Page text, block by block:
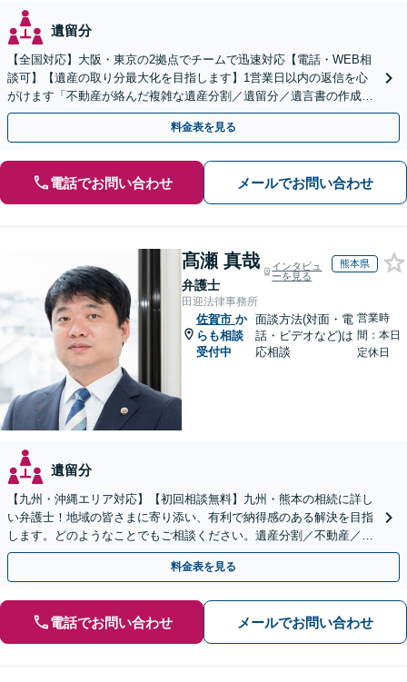
遺留分
【全国対応】大阪・東京の2拠点でチームで迅速対応【電話・WEB相
談可】【遺産の取り分最大化を目指します】1営業日以内の返信を心
がけます「不動産が絡んだ複雑な遺産分割／遺留分／遺言書の作成・
執行／事業承継など、お任せください」【休日相談あり】
料金表を見る
電話でお問い合わせ メールでお問い合わせ
髙瀬 真哉
弁護士
インタビュ
ーを見る
熊本県
田迎法律事務所
佐賀市 か
らも相談
受付中
面談方法(対面・電
話・ビデオなど)は
応相談
営業時
間：本日
定休日
遺留分
【九州・沖縄エリア対応】【初回相談無料】九州・熊本の相続に詳し
い弁護士！地域の皆さまに寄り添い、有利で納得感のある解決を目指
します。どのようなことでもご相談ください。遺産分割／不動産／遺
言書／使い込み／寄与分／遺留分／相続放棄【完全個室】
料金表を見る
電話でお問い合わせ メールでお問い合わせ